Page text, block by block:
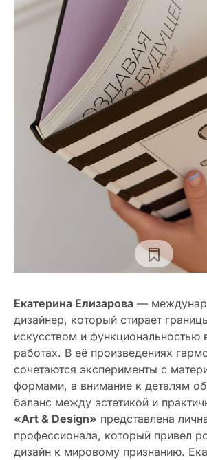
Екатерина Елизарова —
дизайнер, который стирает
искусством и функциональностью
работах. В её произведениях
сочетаются эксперименты с
формами, а внимание к деталям
баланс между эстетикой и
«Art & Design» представлена
профессионала, который привел
дизайн к мировому признанию.